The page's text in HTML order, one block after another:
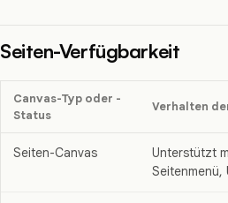
Seiten-Verfügbarkeit
Canvas-Typ oder -
Status
Verhalten
Seiten-Canvas
Unterstützt
Seitenmenü,